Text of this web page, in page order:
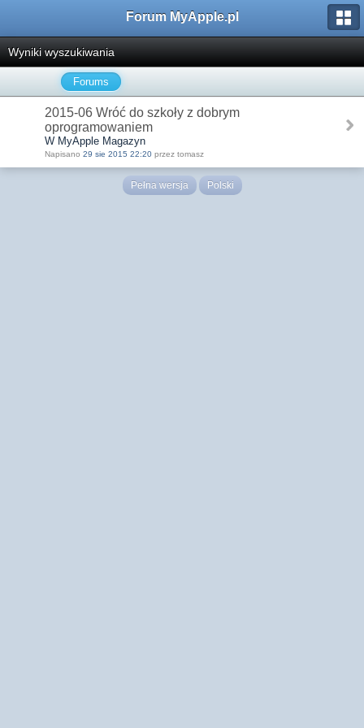
Forum MyApple.pl
Wyniki wyszukiwania
Forums
2015-06 Wróć do szkoły z dobrym
oprogramowaniem
W MyApple Magazyn
Napisano 29 sie 2015 22:20 przez tomasz
Pełna wersja Polski